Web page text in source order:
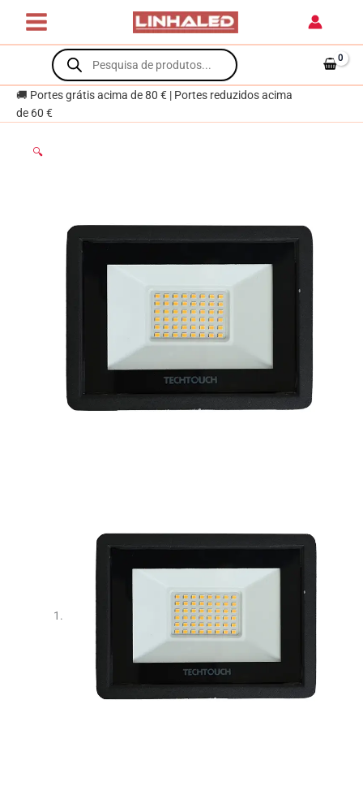
content
Products
search
🚚 Portes grátis acima de 80 € | Portes reduzidos acima
de 60 €
🔍
X2
SUPERVISION
LED
3000lm
2700K